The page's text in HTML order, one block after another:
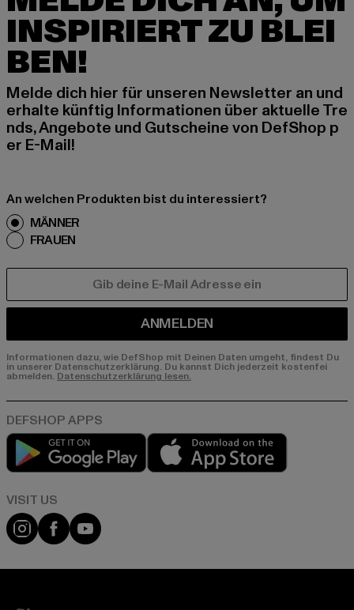
INSPIRIERT ZU BLEI
BEN!
Melde dich hier für unseren Newsletter an und
erhalte künftig Informationen über aktuelle Tre
nds, Angebote und Gutscheine von DefShop p
er E-Mail!
An welchen Produkten bist du interessiert?
MÄNNER
FRAUEN
ANMELDEN
Informationen dazu, wie DefShop mit Deinen Daten umgeht, findest Du
in unserer Datenschutzerklärung. Du kannst Dich jederzeit kostenfei
abmelden. Datenschutzerklärung lesen.
Play market
Visit our Instagram page:
Visit our Facebook page:
Visit our YouTube channel: